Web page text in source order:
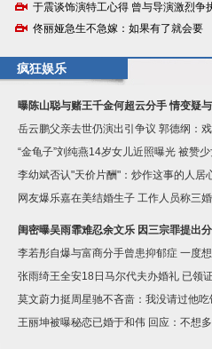
条4：黑旗》P 美国女玩家原创超萌系
于震谈饰演特工心得 曾与导演激烈争
佟丽娅急生不急嫁：如果有了就会要
疯狂娱乐
曝陈山聪与赌王千金何超云分手 情变疑
岳云鹏父亲去世仍演出引争议 郭德纲：
“金龟子”刘纯燕14岁女儿近照曝光 被赞
李幼斌否认"天价片酬"：炒作这事的人居
网友爆乐嘉在美结婚生子 工作人员称三
闺密曝吴雨霏难忍余文乐 因三宗罪提出
李若彤自爆与富商分手曾患抑郁症 一度
张雨绮王全安18日马尔代夫办婚礼 已领
莫文蔚力挺周星驰不吝啬：我没请过他吃
王丽坤被曝秘恋已婚于和伟 回应：不想